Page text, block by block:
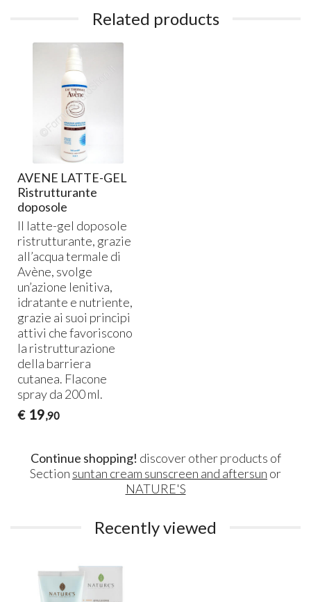
Related products
AVENE LATTE-GEL
Ristrutturante
doposole
Il latte-gel doposole
ristrutturante, grazie
all’acqua termale di
Avène, svolge
un’azione lenitiva,
idratante e nutriente,
grazie ai suoi principi
attivi che favoriscono
la ristrutturazione
della barriera
cutanea. Flacone
spray da 200 ml.
€ 19,90
Continue shopping! discover other products of
Section suntan cream sunscreen and aftersun or
NATURE'S
Recently viewed